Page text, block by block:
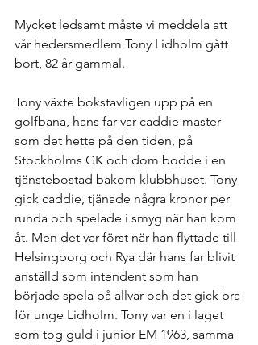
Mycket ledsamt måste vi meddela att
vår hedersmedlem Tony Lidholm gått
bort, 82 år gammal.
Tony växte bokstavligen upp på en
golfbana, hans far var caddie master
som det hette på den tiden, på
Stockholms GK och dom bodde i en
tjänstebostad bakom klubbhuset. Tony
gick caddie, tjänade några kronor per
runda och spelade i smyg när han kom
åt. Men det var först när han flyttade till
Helsingborg och Rya där hans far blivit
anställd som intendent som han
började spela på allvar och det gick bra
för unge Lidholm. Tony var en i laget
som tog guld i junior EM 1963, samma